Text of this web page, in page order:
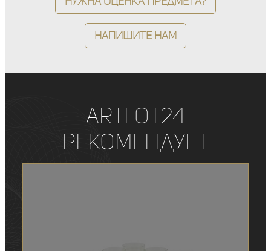
Напишите нам
ArtLot24
рекомендует